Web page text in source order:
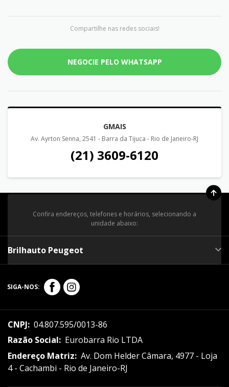
Compartilhe nas redes sociais!
NEGOCIE PELO WHATSAPP
GMAIS
Av. Ayrton Senna, 2541 - Barra da Tijuca - Rio de Janeiro-RJ
(21) 3609-6120
Confira endereços, telefones e horários, selecionando a
unidade abaixo:
Brilhauto Peugeot
SIGA-NOS:
CNPJ: 04.807.595/0013-86
Razão Social: Eurobarra Rio LTDA
Endereço Matriz: Av. Dom Helder Câmara, 4977 - Loja
4 - Cachambi - Rio de Janeiro-RJ